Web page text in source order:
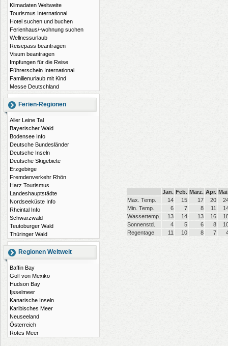
Klimadaten Weltweite
Tourismus International
Hotel suchen und buchen
Ferienhaus/-wohnung suchen
Wellnessurlaub
Reisepass beantragen
Visum beantragen
Impfungen für die Reise
Führerschein International
Familienurlaub mit Kind
Messe Deutschland
Ferien-Regionen
Aller Leine Tal
Bayerischer Wald
Bodensee Info
Deutsche Bundesländer
Deutsche Inseln
Deutsche Skigebiete
Erzgebirge
Fremdenverkehr Rhön
Harz Tourismus
Landeshauptstädte
Nordseeküste Info
Rheintal Info
Schwarzwald
Teutoburger Wald
Thüringer Wald
Regionen Weltweit
Baffin Bay
Golf von Mexiko
Hudson Bay
Ijsselmeer
Kanarische Inseln
Karibisches Meer
Neuseeland
Österreich
Rotes Meer
Jan. Feb. März. Apr.
Max. Temp.
14 15 17 20
Min. Temp.
6 7 8 11
Wassertemp.
13 14 13 16
Sonnenstd.
4 5 6 8
Regentage
11 10 8 7